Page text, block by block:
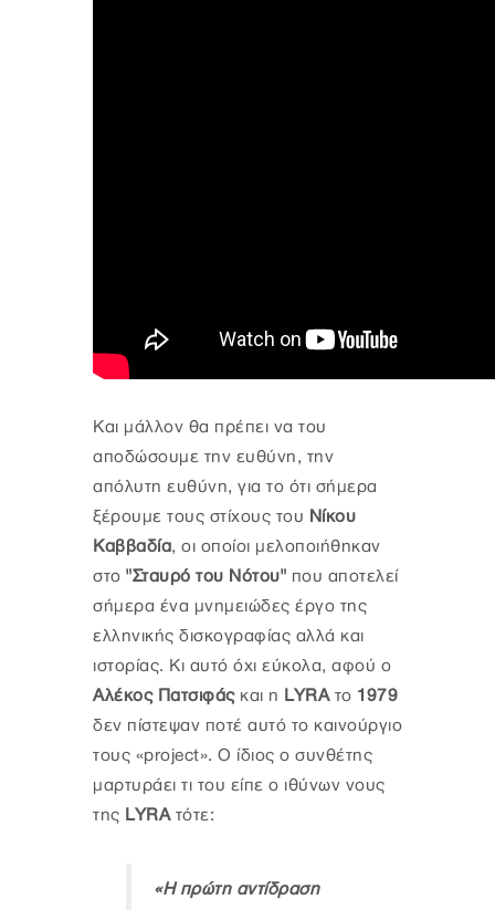
Και μάλλον θα πρέπει να του
αποδώσουμε την ευθύνη, την
απόλυτη ευθύνη, για το ότι σήμερα
ξέρουμε τους στίχους του Νίκου
Καββαδία, οι οποίοι μελοποιήθηκαν
στο "Σταυρό του Νότου" που αποτελεί
σήμερα ένα μνημειώδες έργο της
ελληνικής δισκογραφίας αλλά και
ιστορίας. Κι αυτό όχι εύκολα, αφού ο
Αλέκος Πατσιφάς και η LYRA το 1979
δεν πίστεψαν ποτέ αυτό το καινούργιο
τους «project». Ο ίδιος ο συνθέτης
μαρτυράει τι του είπε ο ιθύνων νους
της LYRAτότε:
«Η πρώτη αντίδραση